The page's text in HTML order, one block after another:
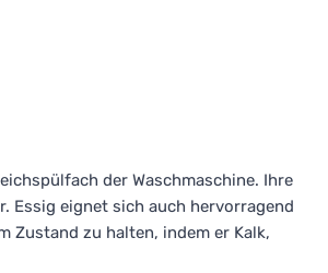
der Waschmaschine. Ihre
Essig eignet sich auch hervorragend
Zustand zu halten, indem er Kalk,